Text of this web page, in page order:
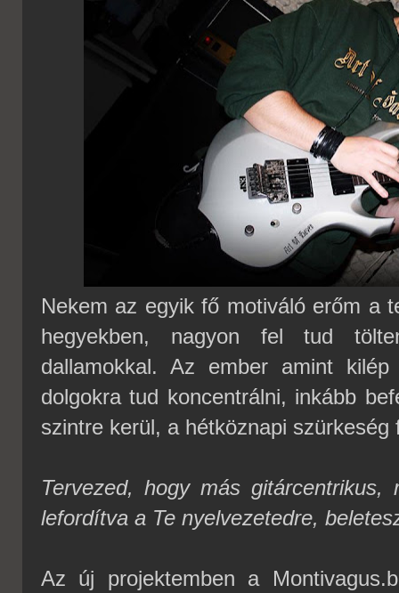
Nekem az egyik fő motiváló erőm a
hegyekben, nagyon fel tud
dallamokkal. Az ember amint
dolgokra tud koncentrálni, inkább
szintre kerül, a hétköznapi szürkeség
Tervezed, hogy más
lefordítva a Te nyelvezetedre,
Az új projektemben a